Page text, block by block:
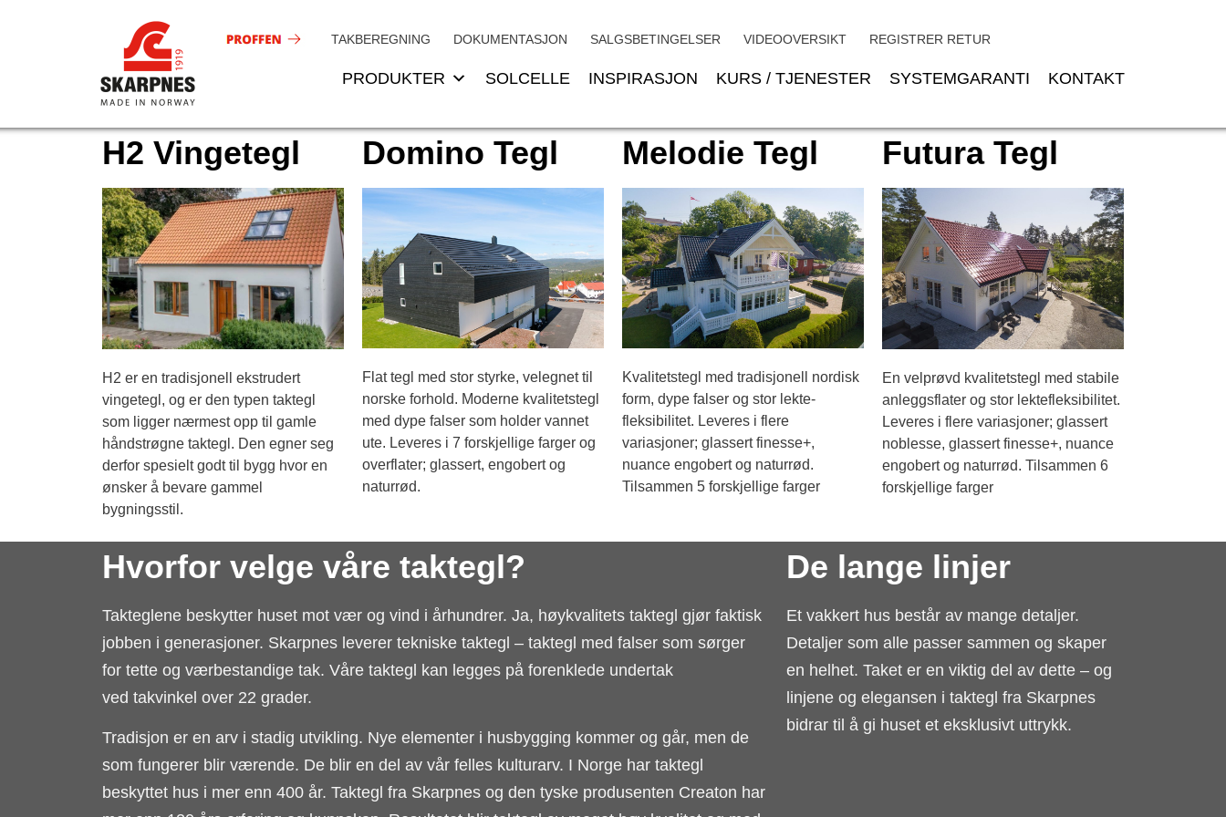
TAKBEREGNING DOKUMENTASJON SALGSBETINGELSER VIDEOOVERSIKT REGISTRER RETUR
PRODUKTER SOLCELLE INSPIRASJON KURS / TJENESTER SYSTEMGARANTI KONTAKT
H2 Vingetegl
H2 er en tradisjonell ekstrudert
vingetegl, og er den typen taktegl
som ligger nærmest opp til gamle
håndstrøgne taktegl. Den egner seg
derfor spesielt godt til bygg hvor en
ønsker å bevare gammel
bygningsstil.
Domino Tegl
Flat tegl med stor styrke, velegnet til
norske forhold. Moderne kvalitetstegl
med dype falser som holder vannet
ute. Leveres i 7 forskjellige farger og
overflater; glassert, engobert og
naturrød.
Melodie Tegl
Kvalitetstegl med tradisjonell nordisk
form, dype falser og stor lekte-
fleksibilitet. Leveres i flere
variasjoner; glassert finesse+,
nuance engobert og naturrød.
Tilsammen 5 forskjellige farger
Futura Tegl
En velprøvd kvalitetstegl med stabile
anleggsflater og stor lektefleksibilitet.
Leveres i flere variasjoner; glassert
noblesse, glassert finesse+, nuance
engobert og naturrød. Tilsammen 6
forskjellige farger
Hvorfor velge våre taktegl?
Takteglene beskytter huset mot vær og vind i århundrer. Ja, høykvalitets taktegl gjør faktisk
jobben i generasjoner. Skarpnes leverer tekniske taktegl – taktegl med falser som sørger
for tette og værbestandige tak. Våre taktegl kan legges på forenklede undertak
ved takvinkel over 22 grader.
Tradisjon er en arv i stadig utvikling. Nye elementer i husbygging kommer og går, men de
som fungerer blir værende. De blir en del av vår felles kulturarv. I Norge har taktegl
beskyttet hus i mer enn 400 år. Taktegl fra Skarpnes og den tyske produsenten Creaton har
De lange linjer
Et vakkert hus består av mange detaljer.
Detaljer som alle passer sammen og skaper
en helhet. Taket er en viktig del av dette – og
linjene og elegansen i taktegl fra Skarpnes
bidrar til å gi huset et eksklusivt uttrykk.